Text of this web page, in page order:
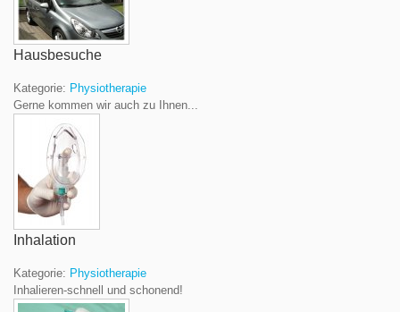
Hausbesuche
Kategorie: Physiotherapie
Gerne kommen wir auch zu Ihnen...
Inhalation
Kategorie: Physiotherapie
Inhalieren-schnell und schonend!